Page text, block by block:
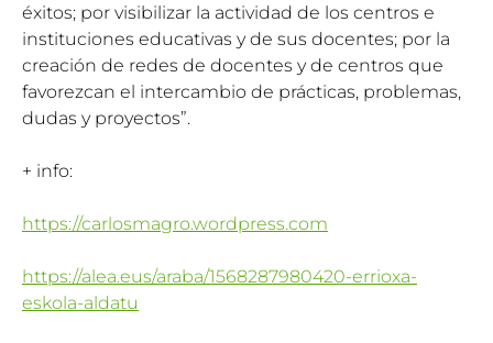
éxitos; por visibilizar la actividad de los centros e
instituciones educativas y de sus docentes; por la
creación de redes de docentes y de centros que
favorezcan el intercambio de prácticas, problemas,
dudas y proyectos”.
+ info:
https://carlosmagro.wordpress.com
https://alea.eus/araba/1568287980420-errioxa-
eskola-aldatu